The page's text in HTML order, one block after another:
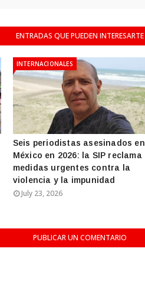
ENTRADAS QUE PUEDEN INTERESARTE
INTERNACIONALES
Seis periodistas asesinados en
México en 2026: la SIP reclama
medidas urgentes contra la
violencia y la impunidad
July 23, 2026
PUBLICAR UN COMENTARIO